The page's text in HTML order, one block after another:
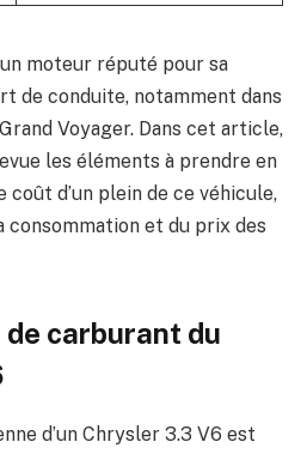
moteur réputé pour sa
de conduite, notamment dans
Voyager. Dans cet article,
les éléments à prendre en
d’un plein de ce véhicule,
consommation et du prix des
carburant du
d’un Chrysler 3.3 V6 est